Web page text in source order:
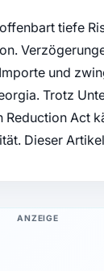
tiefe
und
Trotz
Reduction Act
Dieser
ANZEIGE